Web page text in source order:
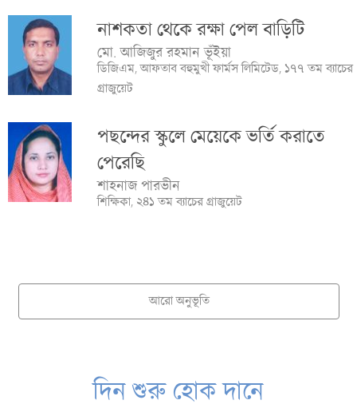
নাশকতা থেকে রক্ষা পেল বাড়িটি
মো. আজিজুর রহমান ভূঁইয়া
ডিজিএম, আফতাব বহুমুখী ফার্মস লিমিটেড, ১৭৭ তম ব্যাচের
গ্রাজুয়েট
পছন্দের স্কুলে মেয়েকে ভর্তি করাতে
পেরেছি
শাহনাজ পারভীন
শিক্ষিকা, ২৪১ তম ব্যাচের গ্রাজুয়েট
আরো অনুভূতি
দিন শুরু হোক দানে